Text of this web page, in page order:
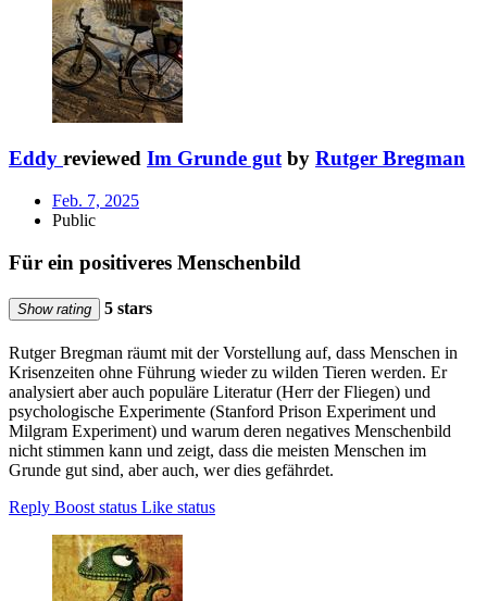
Eddy reviewed Im Grunde gutby Rutger Bregman
Feb. 7, 2025
Public
Für ein positiveres Menschenbild
Show rating 5 stars
Rutger Bregman räumt mit der Vorstellung auf, dass Menschen in
Krisenzeiten ohne Führung wieder zu wilden Tieren werden. Er
analysiert aber auch populäre Literatur (Herr der Fliegen) und
psychologische Experimente (Stanford Prison Experiment und
Milgram Experiment) und warum deren negatives Menschenbild
nicht stimmen kann und zeigt, dass die meisten Menschen im
Grunde gut sind, aber auch, wer dies gefährdet.
Reply Boost status Like status